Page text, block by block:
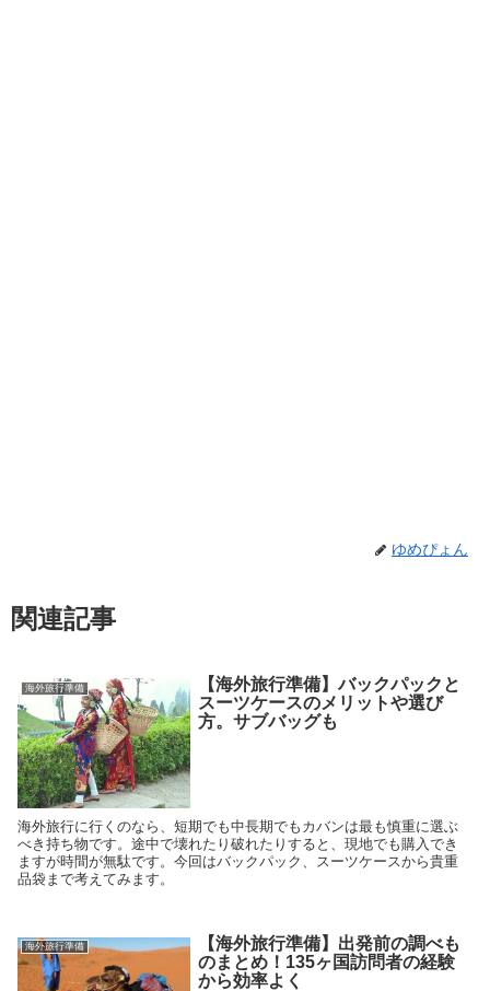
ゆめぴょん
関連記事
海外旅行準備
【海外旅行準備】バックパックと
スーツケースのメリットや選び
方。サブバッグも
海外旅行に行くのなら、短期でも中長期でもカバンは最も慎重に選ぶ
べき持ち物です。途中で壊れたり破れたりすると、現地でも購入でき
ますが時間が無駄です。今回はバックパック、スーツケースから貴重
品袋まで考えてみます。
海外旅行準備
【海外旅行準備】出発前の調べも
のまとめ！135ヶ国訪問者の経験
から効率よく